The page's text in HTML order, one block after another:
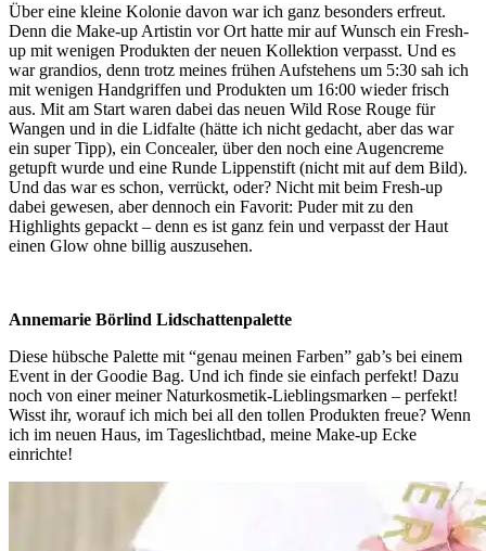
Über eine kleine Kolonie davon war ich ganz besonders erfreut.
Denn die Make-up Artistin vor Ort hatte mir auf Wunsch ein Fresh-
up mit wenigen Produkten der neuen Kollektion verpasst. Und es
war grandios, denn trotz meines frühen Aufstehens um 5:30 sah ich
mit wenigen Handgriffen und Produkten um 16:00 wieder frisch
aus. Mit am Start waren dabei das neuen Wild Rose Rouge für
Wangen und in die Lidfalte (hätte ich nicht gedacht, aber das war
ein super Tipp), ein Concealer, über den noch eine Augencreme
getupft wurde und eine Runde Lippenstift (nicht mit auf dem Bild).
Und das war es schon, verrückt, oder? Nicht mit beim Fresh-up
dabei gewesen, aber dennoch ein Favorit: Puder mit zu den
Highlights gepackt – denn es ist ganz fein und verpasst der Haut
einen Glow ohne billig auszusehen.
Annemarie Börlind Lidschattenpalette
Diese hübsche Palette mit “genau meinen Farben” gab’s bei einem
Event in der Goodie Bag. Und ich finde sie einfach perfekt! Dazu
noch von einer meiner Naturkosmetik-Lieblingsmarken – perfekt!
Wisst ihr, worauf ich mich bei all den tollen Produkten freue? Wenn
ich im neuen Haus, im Tageslichtbad, meine Make-up Ecke
einrichte!